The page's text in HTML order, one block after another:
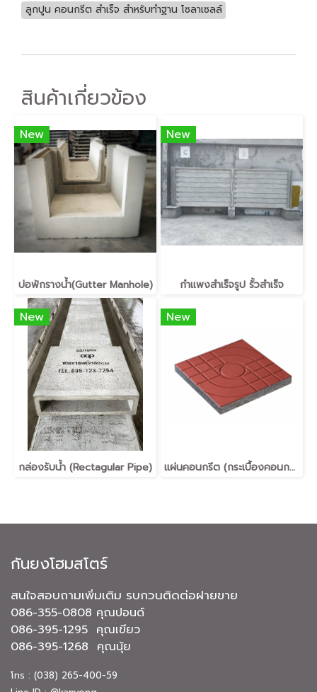
ลูกปูน คอนกรีต สำเร็จ สำหรับทำฐาน โซลาเซลล์
สินค้าเกี่ยวข้อง
New
บ่อพักรางน้ำ(Gutter Manhole)
New
กำแพงสำเร็จรูป รั้วสำเร็จ
New
กล่องรับน้ำ (Rectagular Pipe)
New
แผ่นคอนกรีต (กระเบื้องคอนกรีต)(Terrazzo Tiles) ปูพื้น 40x40x3.5 ซม. 30x30x3.5 ซม. มอก.826-2531, มอก.826-2565 Made in Thailand (MIT)
กันยงโฮมสโตร์
สนใจสอบถามเพิ่มเติม รบกวนติดต่อฝายขาย
086-355-0808 คุณปอนด์
086-395-1295 คุณเขียว
086-395-1268 คุณนุ้ย
โทร : (038) 265-400-59